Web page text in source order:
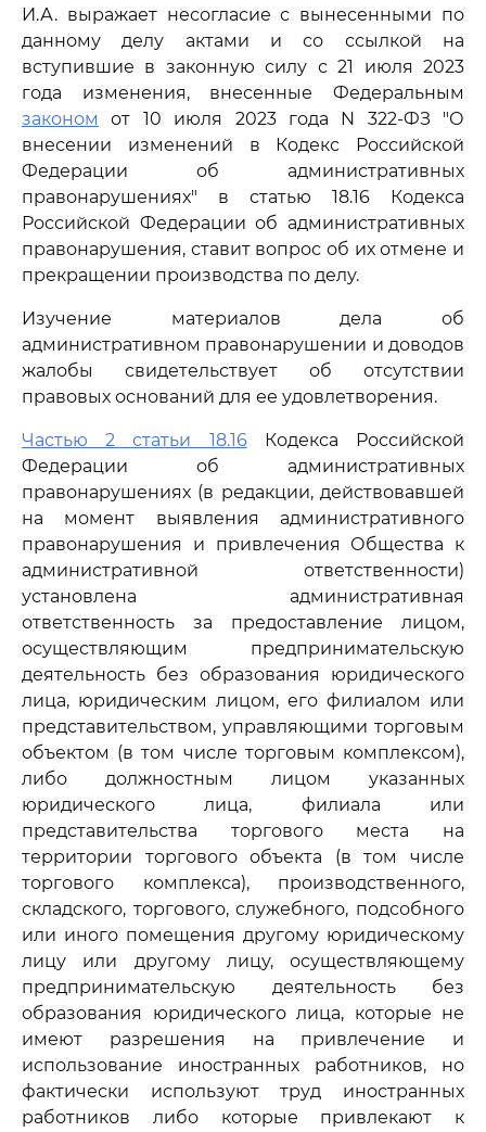
И.А. выражает несогласие с вынесенными по
данному делу актами и со ссылкой на
вступившие в законную силу с 21 июля 2023
года изменения, внесенные Федеральным
законом
от 10 июля 2023 года N 322-ФЗ "О
внесении изменений в Кодекс Российской
Федерации об административных
правонарушениях" в статью 18.16 Кодекса
Российской Федерации об административных
правонарушения, ставит вопрос об их отмене и
прекращении производства по делу.
Изучение материалов дела об
административном правонарушении и доводов
жалобы свидетельствует об отсутствии
правовых оснований для ее удовлетворения.
Частью 2 статьи 18.16Кодекса Российской
Федерации об административных
правонарушениях (в редакции, действовавшей
на момент выявления административного
правонарушения и привлечения Общества к
административной ответственности)
установлена административная
ответственность за предоставление лицом,
осуществляющим предпринимательскую
деятельность без образования юридического
лица, юридическим лицом, его филиалом или
представительством, управляющими торговым
объектом (в том числе торговым комплексом),
либо должностным лицом указанных
юридического лица, филиала или
представительства торгового места на
территории торгового объекта (в том числе
торгового комплекса), производственного,
складского, торгового, служебного, подсобного
или иного помещения другому юридическому
лицу или другому лицу, осуществляющему
предпринимательскую деятельность без
образования юридического лица, которые не
имеют разрешения на привлечение и
использование иностранных работников, но
фактически используют труд иностранных
работников либо которые привлекают к